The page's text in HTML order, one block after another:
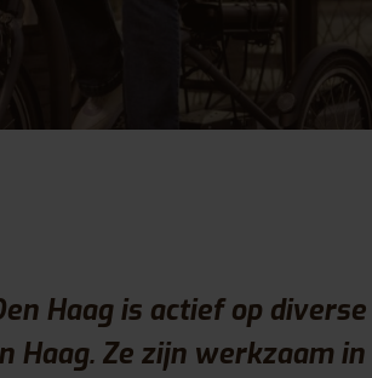
Haag is actief op
Haag. Ze zijn werkzaam